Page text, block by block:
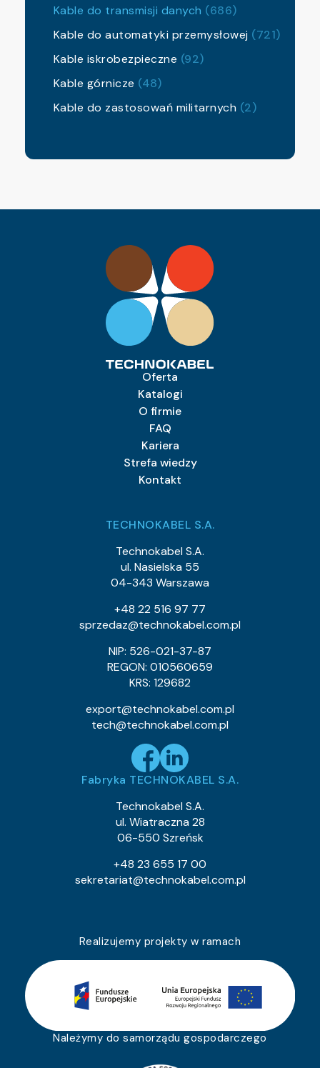
Kable do transmisji danych (686)
Kable do automatyki przemysłowej (721)
Kable iskrobezpieczne (92)
Kable górnicze (48)
Kable do zastosowań militarnych (2)
Oferta
Katalogi
O firmie
FAQ
Kariera
Strefa wiedzy
Kontakt
TECHNOKABEL S.A.
Technokabel S.A.
ul. Nasielska 55
04-343 Warszawa
+48 22 516 97 77
sprzedaz@technokabel.com.pl
NIP: 526-021-37-87
REGON: 010560659
KRS: 129682
export@technokabel.com.pl
tech@technokabel.com.pl
Fabryka TECHNOKABEL S.A.
Technokabel S.A.
ul. Wiatraczna 28
06-550 Szreńsk
+48 23 655 17 00
sekretariat@technokabel.com.pl
Realizujemy projekty w ramach
Należymy do samorządu gospodarczego